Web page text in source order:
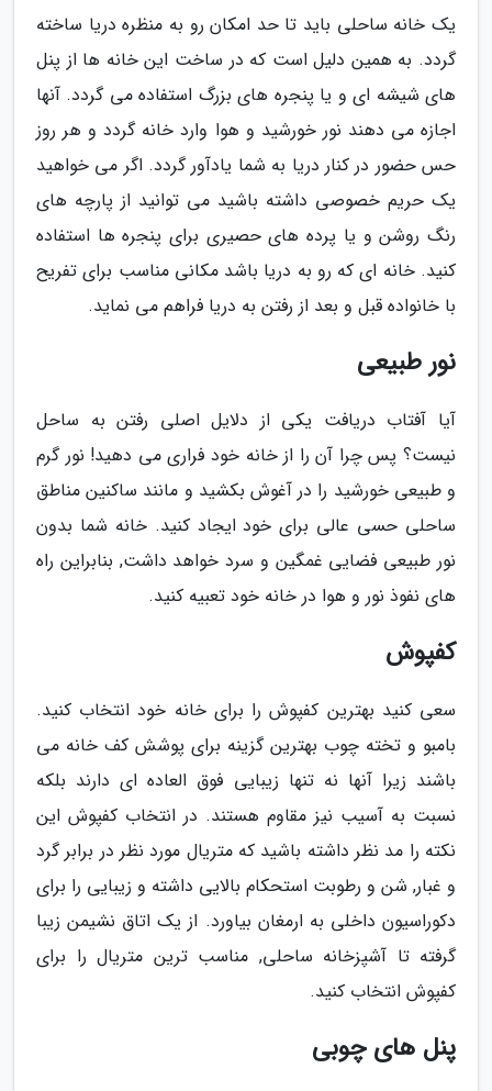
یک خانه ساحلی باید تا حد امکان رو به منظره دریا ساخته
گردد. به همین دلیل است که در ساخت این خانه ها از پنل
های شیشه ای و یا پنجره های بزرگ استفاده می گردد. آنها
اجازه می دهند نور خورشید و هوا وارد خانه گردد و هر روز
حس حضور در کنار دریا به شما یادآور گردد. اگر می خواهید
یک حریم خصوصی داشته باشید می توانید از پارچه های
رنگ روشن و یا پرده های حصیری برای پنجره ها استفاده
کنید. خانه ای که رو به دریا باشد مکانی مناسب برای تفریح
با خانواده قبل و بعد از رفتن به دریا فراهم می نماید.
نور طبیعی
آیا آفتاب دریافت یکی از دلایل اصلی رفتن به ساحل
نیست؟ پس چرا آن را از خانه خود فراری می دهید! نور گرم
و طبیعی خورشید را در آغوش بکشید و مانند ساکنین مناطق
ساحلی حسی عالی برای خود ایجاد کنید. خانه شما بدون
نور طبیعی فضایی غمگین و سرد خواهد داشت, بنابراین راه
های نفوذ نور و هوا در خانه خود تعبیه کنید.
کفپوش
سعی کنید بهترین کفپوش را برای خانه خود انتخاب کنید.
بامبو و تخته چوب بهترین گزینه برای پوشش کف خانه می
باشند زیرا آنها نه تنها زیبایی فوق العاده ای دارند بلکه
نسبت به آسیب نیز مقاوم هستند. در انتخاب کفپوش این
نکته را مد نظر داشته باشید که متریال مورد نظر در برابر گرد
و غبار, شن و رطوبت استحکام بالایی داشته و زیبایی را برای
دکوراسیون داخلی به ارمغان بیاورد. از یک اتاق نشیمن زیبا
گرفته تا آشپزخانه ساحلی, مناسب ترین متریال را برای
کفپوش انتخاب کنید.
پنل های چوبی